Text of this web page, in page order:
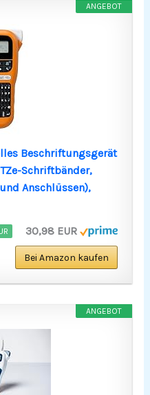
ANGEBOT
Beschriftungsgerät
Schriftbänder,
Anschlüssen),
30,98 EUR
Bei Amazon kaufen
ANGEBOT